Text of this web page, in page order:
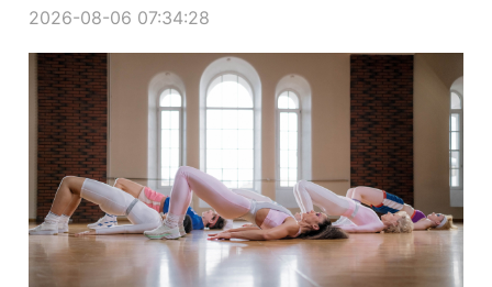
2026-08-06 07:34:28